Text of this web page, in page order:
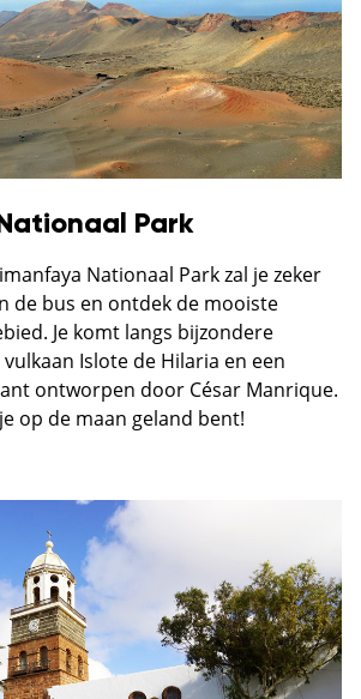
Park
Nationaal Park zal je zeker
de bus en ontdek de mooiste
Je komt langs bijzondere
Islote de Hilaria en een
ontworpen door César Manrique.
op de maan geland bent!